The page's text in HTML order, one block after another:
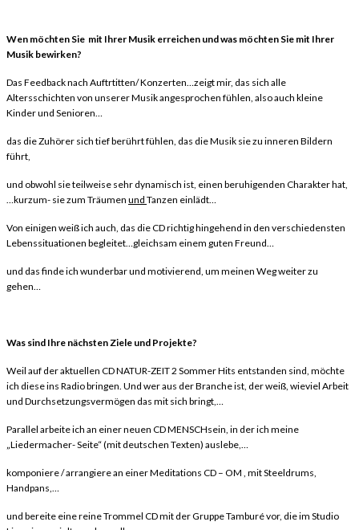
Wen möchten Sie mit Ihrer Musik erreichen und was möchten Sie mit Ihrer
Musik bewirken?
Das Feedback nach Auftrtitten/ Konzerten…zeigt mir, das sich alle
Altersschichten von unserer Musik angesprochen fühlen, also auch kleine
Kinder und Senioren…
das die Zuhörer sich tief berührt fühlen, das die Musik sie zu inneren Bildern
führt,
und obwohl sie teilweise sehr dynamisch ist, einen beruhigenden Charakter hat,
…kurzum- sie zum Träumen und Tanzen einlädt…
Von einigen weiß ich auch, das die CD richtig hingehend in den verschiedensten
Lebenssituationen begleitet…gleichsam einem guten Freund…
und das finde ich wunderbar und motivierend, um meinen Weg weiter zu
gehen…
Was sind Ihre nächsten Ziele und Projekte?
Weil auf der aktuellen CD NATUR-ZEIT 2 Sommer Hits entstanden sind, möchte
ich diese ins Radio bringen. Und wer aus der Branche ist, der weiß, wieviel Arbeit
und Durchsetzungsvermögen das mit sich bringt,…
Parallel arbeite ich an einer neuen CD MENSCHsein, in der ich meine
„Liedermacher- Seite“ (mit deutschen Texten) auslebe,…
komponiere / arrangiere an einer Meditations CD – OM , mit Steeldrums,
Handpans,…
und bereite eine reine Trommel CD mit der Gruppe Tamburé vor, die im Studio